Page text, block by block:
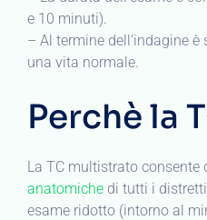
e 10 minuti).
– Al termine dell’indagine
una vita normale.
Perchè la
La TC multistrato consente
anatomiche di tutti i
esame ridotto (intorno al